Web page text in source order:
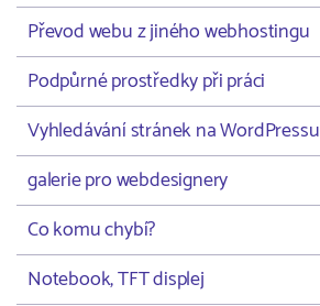
Převod webu z jiného webhostingu
Podpůrné prostředky při práci
Vyhledávání stránek na WordPressu
galerie pro webdesignery
Co komu chybí?
Notebook, TFT displej